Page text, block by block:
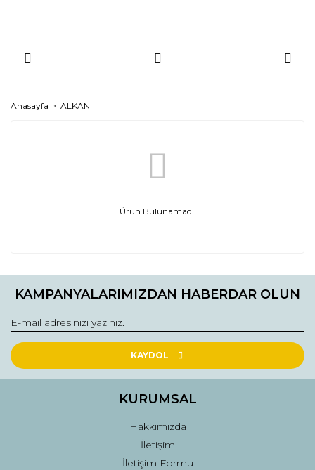
Anasayfa ALKAN
Ürün Bulunamadı.
KAMPANYALARIMIZDAN HABERDAR OLUN
KAYDOL
KURUMSAL
Hakkımızda
İletişim
İletişim Formu